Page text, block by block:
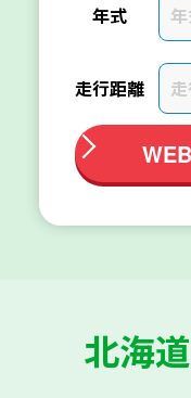
年式
走行距離
北海道